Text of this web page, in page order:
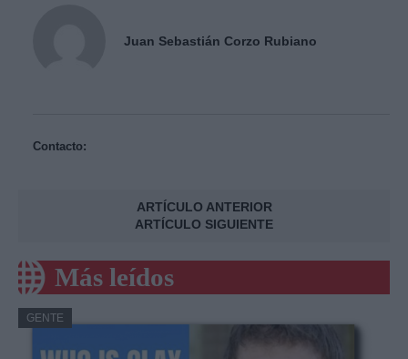
Juan Sebastián Corzo Rubiano
Contacto:
ARTÍCULO ANTERIOR
ARTÍCULO SIGUIENTE
Más leídos
GENTE